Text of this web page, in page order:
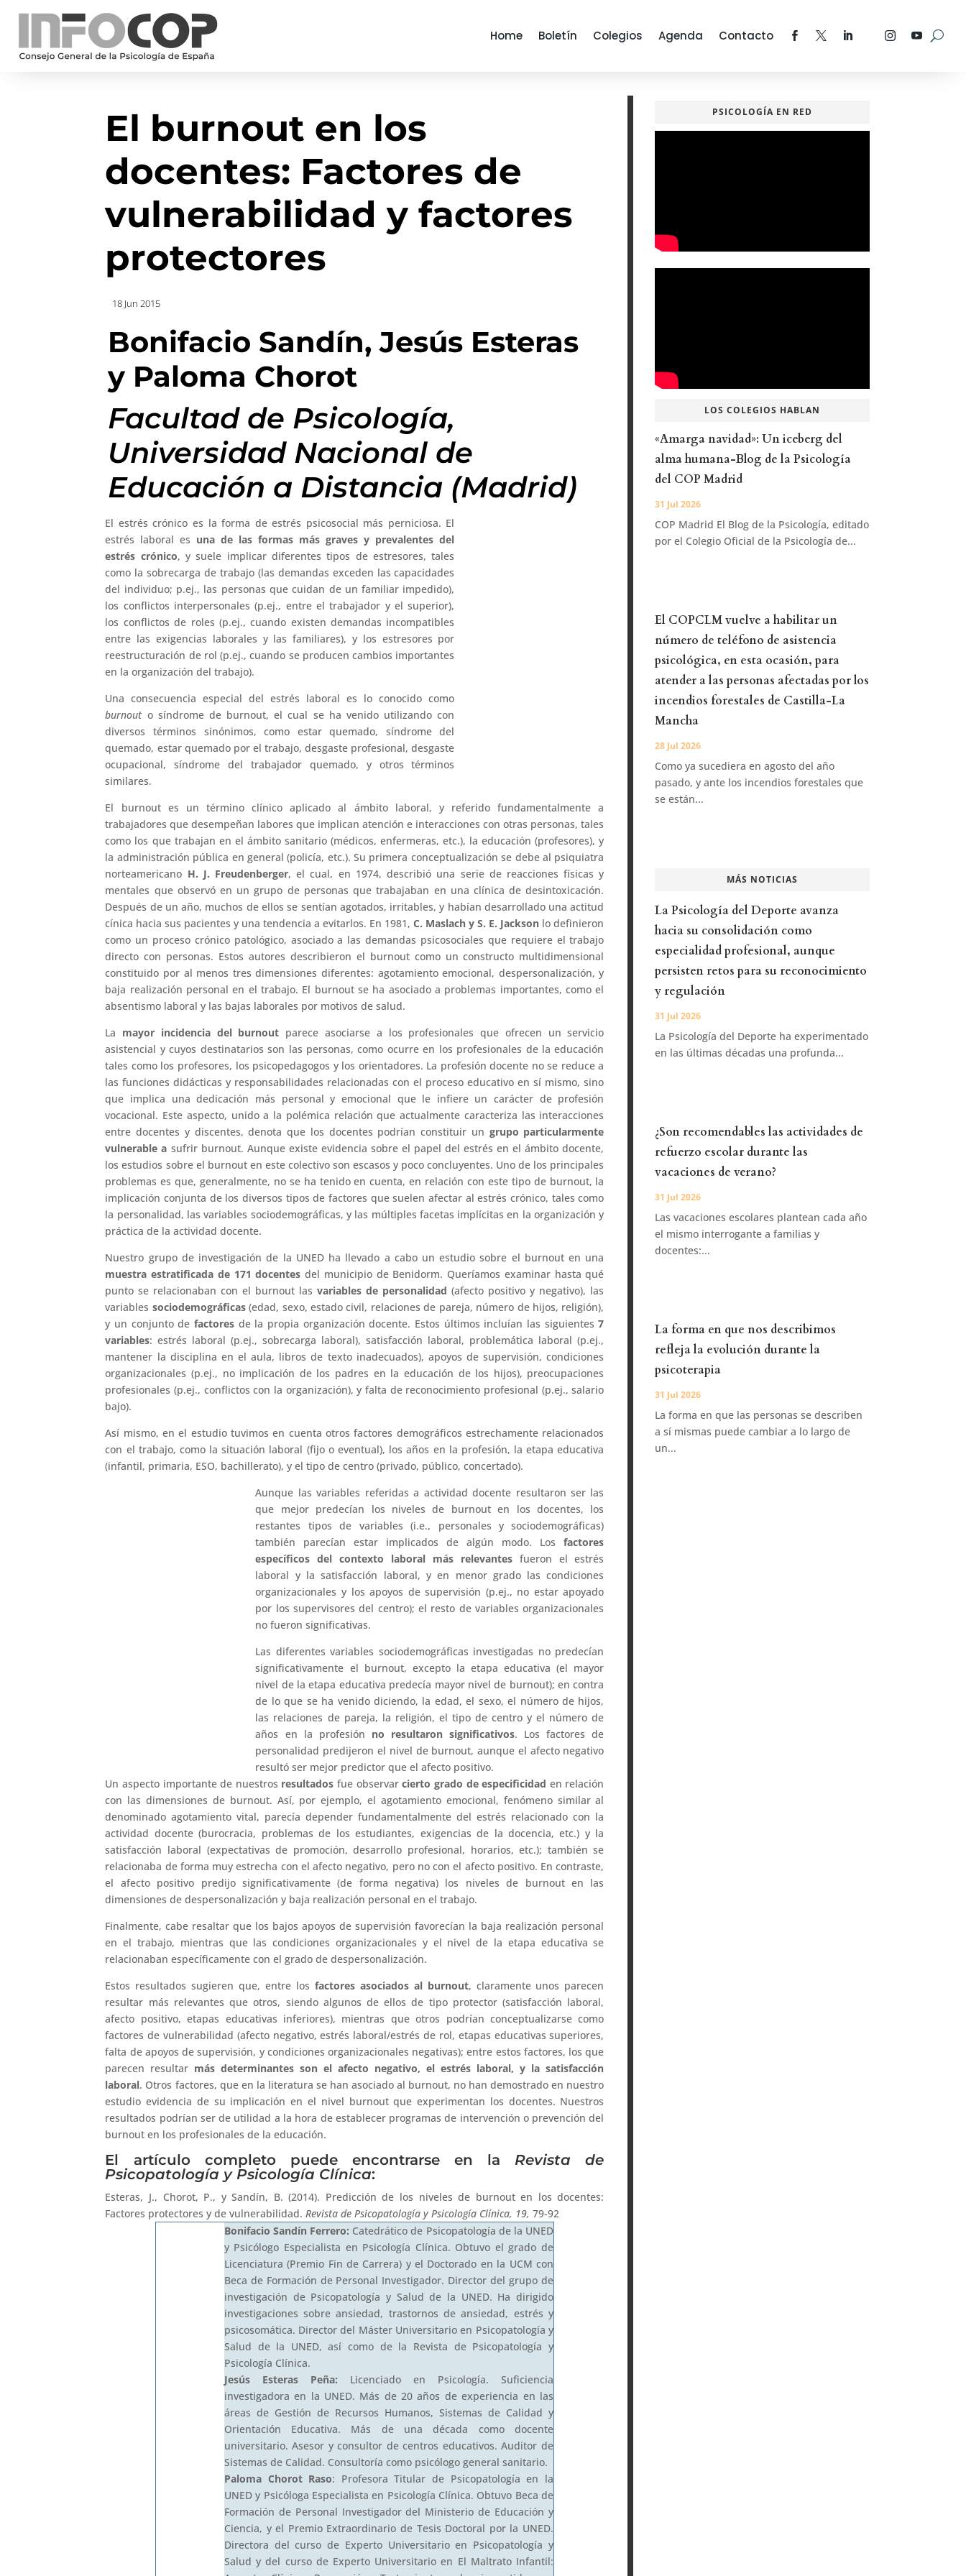
Home Boletín Colegios Agenda Contacto
El burnout en los
docentes: Factores de
vulnerabilidad y factores
protectores
18 Jun 2015
Bonifacio Sandín, Jesús Esteras
y Paloma Chorot
Facultad de Psicología,
Universidad Nacional de
Educación a Distancia (Madrid)
El estrés crónico es la forma de estrés psicosocial más perniciosa. El
estrés laboral es una de las formas más graves y prevalentes del
estrés crónico, y suele implicar diferentes tipos de estresores, tales
como la sobrecarga de trabajo (las demandas exceden las capacidades
del individuo; p.ej., las personas que cuidan de un familiar impedido),
los conflictos interpersonales (p.ej., entre el trabajador y el superior),
los conflictos de roles (p.ej., cuando existen demandas incompatibles
entre las exigencias laborales y las familiares), y los estresores por
reestructuración de rol (p.ej., cuando se producen cambios importantes
en la organización del trabajo).
Una consecuencia especial del estrés laboral es lo conocido como
burnouto síndrome de burnout, el cual se ha venido utilizando con
diversos términos sinónimos, como estar quemado, síndrome del
quemado, estar quemado por el trabajo, desgaste profesional, desgaste
ocupacional, síndrome del trabajador quemado, y otros términos
similares.
El burnout es un término clínico aplicado al ámbito laboral, y referido fundamentalmente a
trabajadores que desempeñan labores que implican atención e interacciones con otras personas, tales
como los que trabajan en el ámbito sanitario (médicos, enfermeras, etc.), la educación (profesores), y
la administración pública en general (policía, etc.). Su primera conceptualización se debe al psiquiatra
norteamericano H. J. Freudenberger, el cual, en 1974, describió una serie de reacciones físicas y
mentales que observó en un grupo de personas que trabajaban en una clínica de desintoxicación.
Después de un año, muchos de ellos se sentían agotados, irritables, y habían desarrollado una actitud
cínica hacia sus pacientes y una tendencia a evitarlos. En 1981,C. Maslach y S. E. Jackson lo definieron
como un proceso crónico patológico, asociado a las demandas psicosociales que requiere el trabajo
directo con personas. Estos autores describieron el burnout como un constructo multidimensional
constituido por al menos tres dimensiones diferentes: agotamiento emocional, despersonalización, y
baja realización personal en el trabajo. El burnout se ha asociado a problemas importantes, como el
absentismo laboral y las bajas laborales por motivos de salud.
La mayor incidencia del burnout parece asociarse a los profesionales que ofrecen un servicio
asistencial y cuyos destinatarios son las personas, como ocurre en los profesionales de la educación
tales como los profesores, los psicopedagogos y los orientadores. La profesión docente no se reduce a
las funciones didácticas y responsabilidades relacionadas con el proceso educativo en sí mismo, sino
que implica una dedicación más personal y emocional que le infiere un carácter de profesión
vocacional. Este aspecto, unido a la polémica relación que actualmente caracteriza las interacciones
entre docentes y discentes, denota que los docentes podrían constituir un grupo particularmente
vulnerable a sufrir burnout. Aunque existe evidencia sobre el papel del estrés en el ámbito docente,
los estudios sobre el burnout en este colectivo son escasos y poco concluyentes. Uno de los principales
problemas es que, generalmente, no se ha tenido en cuenta, en relación con este tipo de burnout, la
implicación conjunta de los diversos tipos de factores que suelen afectar al estrés crónico, tales como
la personalidad, las variables sociodemográficas, y las múltiples facetas implícitas en la organización y
práctica de la actividad docente.
Nuestro grupo de investigación de la UNED ha llevado a cabo un estudio sobre el burnout en una
muestra estratificada de 171 docentes del municipio de Benidorm. Queríamos examinar hasta qué
punto se relacionaban con el burnout lasvariables de personalidad (afecto positivo y negativo), las
variables sociodemográficas(edad, sexo, estado civil, relaciones de pareja, número de hijos, religión),
y un conjunto defactores de la propia organización docente. Estos últimos incluían las siguientes7
variables: estrés laboral (p.ej., sobrecarga laboral), satisfacción laboral, problemática laboral (p.ej.,
mantener la disciplina en el aula, libros de texto inadecuados), apoyos de supervisión, condiciones
organizacionales (p.ej., no implicación de los padres en la educación de los hijos), preocupaciones
profesionales (p.ej., conflictos con la organización), y falta de reconocimiento profesional (p.ej., salario
bajo).
Así mismo, en el estudio tuvimos en cuenta otros factores demográficos estrechamente relacionados
con el trabajo, como la situación laboral (fijo o eventual), los años en la profesión, la etapa educativa
(infantil, primaria, ESO, bachillerato), y el tipo de centro (privado, público, concertado).
Aunque las variables referidas a actividad docente resultaron ser las
que mejor predecían los niveles de burnout en los docentes, los
restantes tipos de variables (i.e., personales y sociodemográficas)
también parecían estar implicados de algún modo. Losfactores
específicos del contexto laboral más relevantesfueron el estrés
laboral y la satisfacción laboral, y en menor grado las condiciones
organizacionales y los apoyos de supervisión (p.ej., no estar apoyado
por los supervisores del centro); el resto de variables organizacionales
no fueron significativas.
Las diferentes variables sociodemográficas investigadas no predecían
significativamente el burnout, excepto la etapa educativa (el mayor
nivel de la etapa educativa predecía mayor nivel de burnout); en contra
de lo que se ha venido diciendo, la edad, el sexo, el número de hijos,
las relaciones de pareja, la religión, el tipo de centro y el número de
años en la profesión no resultaron significativos. Los factores de
personalidad predijeron el nivel de burnout, aunque el afecto negativo
resultó ser mejor predictor que el afecto positivo.
Un aspecto importante de nuestros resultados fue observarcierto grado de especificidad en relación
con las dimensiones de burnout. Así, por ejemplo, el agotamiento emocional, fenómeno similar al
denominado agotamiento vital, parecía depender fundamentalmente del estrés relacionado con la
actividad docente (burocracia, problemas de los estudiantes, exigencias de la docencia, etc.) y la
satisfacción laboral (expectativas de promoción, desarrollo profesional, horarios, etc.); también se
relacionaba de forma muy estrecha con el afecto negativo, pero no con el afecto positivo. En contraste,
el afecto positivo predijo significativamente (de forma negativa) los niveles de burnout en las
dimensiones de despersonalización y baja realización personal en el trabajo.
Finalmente, cabe resaltar que los bajos apoyos de supervisión favorecían la baja realización personal
en el trabajo, mientras que las condiciones organizacionales y el nivel de la etapa educativa se
relacionaban específicamente con el grado de despersonalización.
Estos resultados sugieren que, entre los factores asociados al burnout, claramente unos parecen
resultar más relevantes que otros, siendo algunos de ellos de tipo protector (satisfacción laboral,
afecto positivo, etapas educativas inferiores), mientras que otros podrían conceptualizarse como
factores de vulnerabilidad (afecto negativo, estrés laboral/estrés de rol, etapas educativas superiores,
falta de apoyos de supervisión, y condiciones organizacionales negativas); entre estos factores, los que
parecen resultar más determinantes son el afecto negativo, el estrés laboral, y la satisfacción
laboral. Otros factores, que en la literatura se han asociado al burnout, no han demostrado en nuestro
estudio evidencia de su implicación en el nivel burnout que experimentan los docentes. Nuestros
resultados podrían ser de utilidad a la hora de establecer programas de intervención o prevención del
burnout en los profesionales de la educación.
El artículo completo puede encontrarse en la Revista de
Psicopatología y Psicología Clínica:
Esteras, J., Chorot, P., y Sandín, B. (2014). Predicción de los niveles de burnout en los docentes:
Factores protectores y de vulnerabilidad.Revista de Psicopatología y Psicología Clínica, 19, 79-92
Bonifacio Sandín Ferrero: Catedrático de Psicopatología de la UNED
y Psicólogo Especialista en Psicología Clínica. Obtuvo el grado de
Licenciatura (Premio Fin de Carrera) y el Doctorado en la UCM con
Beca de Formación de Personal Investigador. Director del grupo de
investigación de Psicopatología y Salud de la UNED. Ha dirigido
investigaciones sobre ansiedad, trastornos de ansiedad, estrés y
psicosomática. Director del Máster Universitario en Psicopatología y
Salud de la UNED, así como de la Revista de Psicopatología y
Psicología Clínica.
Jesús Esteras Peña: Licenciado en Psicología. Suficiencia
investigadora en la UNED. Más de 20 años de experiencia en las
áreas de Gestión de Recursos Humanos, Sistemas de Calidad y
Orientación Educativa. Más de una década como docente
universitario. Asesor y consultor de centros educativos. Auditor de
Sistemas de Calidad. Consultoría como psicólogo general sanitario.
Paloma Chorot Raso: Profesora Titular de Psicopatología en la
UNED y Psicóloga Especialista en Psicología Clínica. Obtuvo Beca de
Formación de Personal Investigador del Ministerio de Educación y
Ciencia, y el Premio Extraordinario de Tesis Doctoral por la UNED.
Directora del curso de Experto Universitario en Psicopatología y
Salud y del curso de Experto Universitario en El Maltrato Infantil:
PSICOLOGÍA EN RED
LOS COLEGIOS HABLAN
«Amarga navidad»: Un iceberg del
alma humana-Blog de la Psicología
del COP Madrid
31 Jul 2026
COP Madrid El Blog de la Psicología, editado
por el Colegio Oficial de la Psicología de...
El COPCLM vuelve a habilitar un
número de teléfono de asistencia
psicológica, en esta ocasión, para
atender a las personas afectadas por los
incendios forestales de Castilla-La
Mancha
28 Jul 2026
Como ya sucediera en agosto del año
pasado, y ante los incendios forestales que
se están...
MÁS NOTICIAS
La Psicología del Deporte avanza
hacia su consolidación como
especialidad profesional, aunque
persisten retos para su reconocimiento
y regulación
31 Jul 2026
La Psicología del Deporte ha experimentado
en las últimas décadas una profunda...
¿Son recomendables las actividades de
refuerzo escolar durante las
vacaciones de verano?
31 Jul 2026
Las vacaciones escolares plantean cada año
el mismo interrogante a familias y
docentes:...
La forma en que nos describimos
refleja la evolución durante la
psicoterapia
31 Jul 2026
La forma en que las personas se describen
a sí mismas puede cambiar a lo largo de
un...